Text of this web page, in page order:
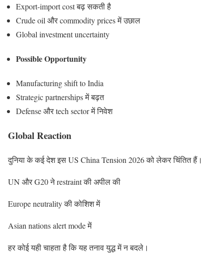
Export-import cost बढ़ सकती है
Crude oil और commodity prices में उछाल
Global investment uncertainty
Possible Opportunity
Manufacturing shift to India
Strategic partnerships में बढ़त
Defense और tech sector में निवेश
Global Reaction
दुनिया के कई देश इस US China Tension 2026 को लेकर चिंतित हैं।
UN और G20 ने restraint की अपील की
Europe neutrality की कोशिश में
Asian nations alert mode में
हर कोई यही चाहता है कि यह तनाव युद्ध में न बदले।